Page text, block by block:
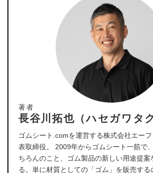
著者
長谷川拓也（ハセガワタ
ゴムシート.comを運営する株式会社エー
表取締役。 2009年からゴムシート一筋で
ちろんのこと、ゴム製品の新しい用途提案
る。単に材質としての「ゴム」を販売する